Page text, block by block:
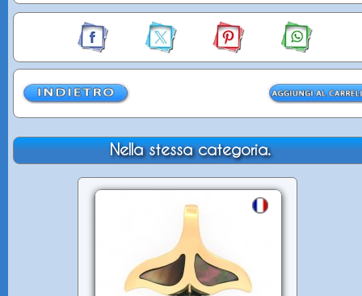
Nella stessa categoria.